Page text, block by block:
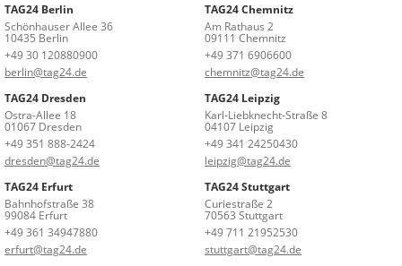
TAG24 Berlin
Schönhauser Allee 36
10435 Berlin
+49 30 120880900
berlin@tag24.de
TAG24 Chemnitz
Am Rathaus 2
09111 Chemnitz
+49 371 6906600
chemnitz@tag24.de
TAG24 Dresden
Ostra-Allee 18
01067 Dresden
+49 351 888-2424
dresden@tag24.de
TAG24 Leipzig
Karl-Liebknecht-Straße 8
04107 Leipzig
+49 341 24250430
leipzig@tag24.de
TAG24 Erfurt
Bahnhofstraße 38
99084 Erfurt
+49 361 34947880
erfurt@tag24.de
TAG24 Stuttgart
Curiestraße 2
70563 Stuttgart
+49 711 21952530
stuttgart@tag24.de